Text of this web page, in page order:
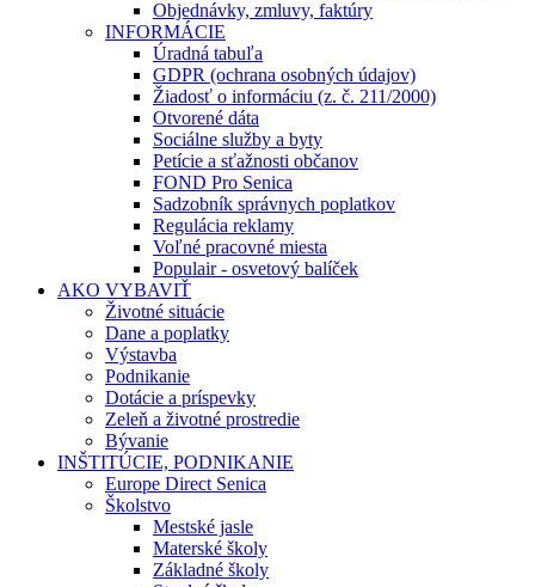
Objednávky, zmluvy, faktúry
INFORMÁCIE
Úradná tabuľa
GDPR (ochrana osobných údajov)
Žiadosť o informáciu (z. č. 211/2000)
Otvorené dáta
Sociálne služby a byty
Petície a sťažnosti občanov
FOND Pro Senica
Sadzobník správnych poplatkov
Regulácia reklamy
Voľné pracovné miesta
Populair - osvetový balíček
AKO VYBAVIŤ
Životné situácie
Dane a poplatky
Výstavba
Podnikanie
Dotácie a príspevky
Zeleň a životné prostredie
Bývanie
INŠTITÚCIE, PODNIKANIE
Europe Direct Senica
Školstvo
Mestské jasle
Materské školy
Základné školy